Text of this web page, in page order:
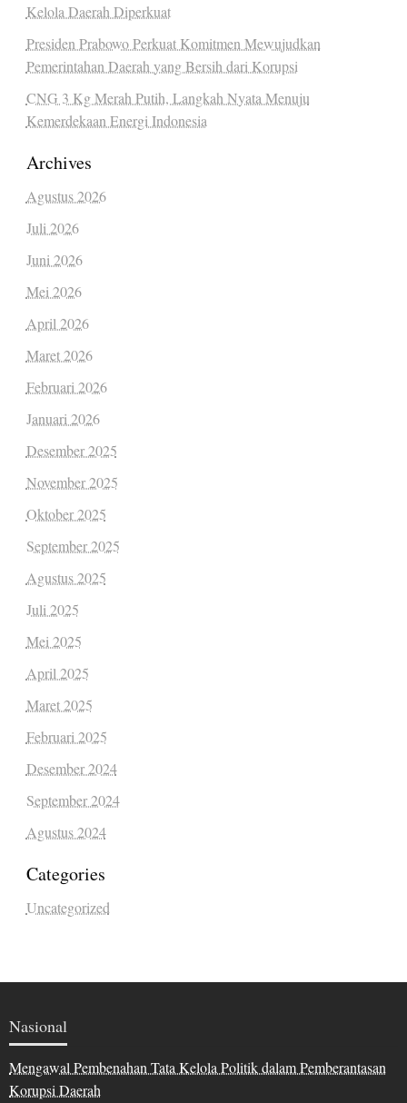
Kelola Daerah Diperkuat
Presiden Prabowo Perkuat Komitmen Mewujudkan
Pemerintahan Daerah yang Bersih dari Korupsi
CNG 3 Kg Merah Putih, Langkah Nyata Menuju
Kemerdekaan Energi Indonesia
Archives
Agustus 2026
Juli 2026
Juni 2026
Mei 2026
April 2026
Maret 2026
Februari 2026
Januari 2026
Desember 2025
November 2025
Oktober 2025
September 2025
Agustus 2025
Juli 2025
Mei 2025
April 2025
Maret 2025
Februari 2025
Desember 2024
September 2024
Agustus 2024
Categories
Uncategorized
Nasional
Mengawal Pembenahan Tata Kelola Politik dalam Pemberantasan
Korupsi Daerah